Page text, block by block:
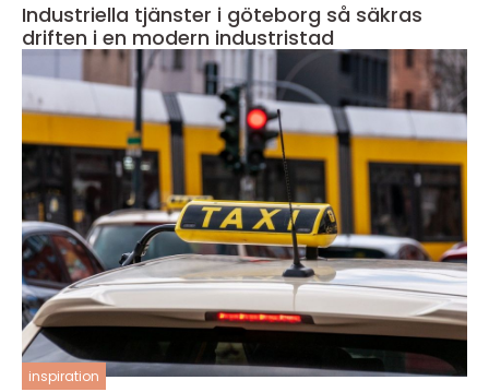
Industriella tjänster i göteborg så säkras
driften i en modern industristad
inspiration